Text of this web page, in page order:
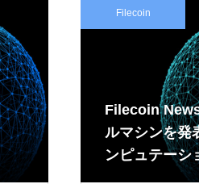
Filecoin
Filecoin
ルマシンを発
ンピュテーシ